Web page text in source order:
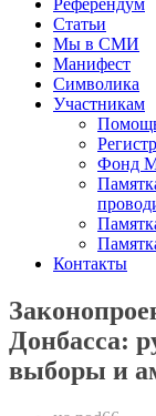
Референдум
Статьи
Мы в СМИ
Манифест
Символика
Участникам
Фонд
Контакты
Донбасса:
выборы и